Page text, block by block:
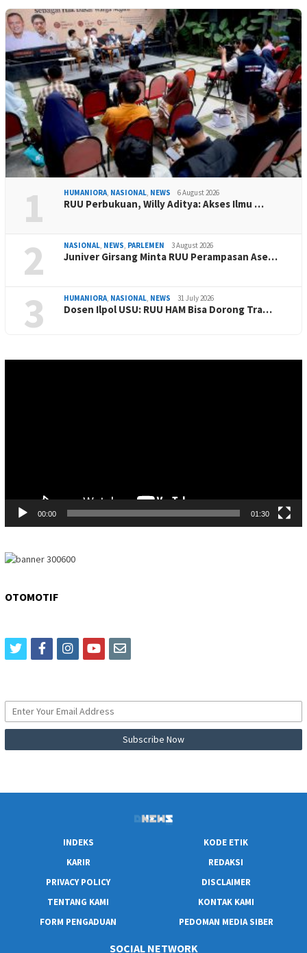
1 HUMANIORA, NASIONAL, NEWS 6 August 2026
RUU Perbukuan, Willy Aditya: Akses Ilmu …
2 NASIONAL, NEWS, PARLEMEN 3 August 2026
Juniver Girsang Minta RUU Perampasan Ase…
3 HUMANIORA, NASIONAL, NEWS 31 July 2026
Dosen Ilpol USU: RUU HAM Bisa Dorong Tra…
00:00 01:30
OTOMOTIF
twitterfacebookinstagram
youtubeemail
INDEKS
KODE ETIK
KARIR
REDAKSI
PRIVACY POLICY
DISCLAIMER
TENTANG KAMI
KONTAK KAMI
FORM PENGADUAN
PEDOMAN MEDIA SIBER
SOCIAL NETWORK